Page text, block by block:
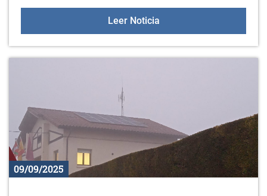
Leer NoticiaCurso: gestión básica
09/09/2025